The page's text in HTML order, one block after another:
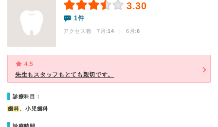
3.30
1件
アクセス数 7月:14 | 6月:6
4.5
先生もスタッフもとても親切です。
診療科目：
歯科、小児歯科